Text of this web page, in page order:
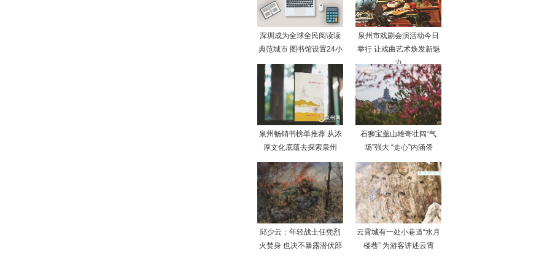
深圳成为全球全民阅读读
典范城市 图书馆设置24小
泉州市戏剧会演活动今日
举行 让戏曲艺术焕发新魅
力
泉州畅销书榜单推荐 从浓
厚文化底蕴去探索泉州
石狮宝盖山雄奇壮阔“气
场”强大 “走心”内涵侨
邱少云：年轻战士任凭烈
火焚身 也决不暴露潜伏部
云霄城有一处小巷道“水月
楼巷” 为游客讲述云霄